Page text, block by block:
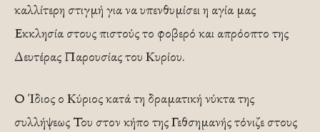
καλλίτερη στιγμή για να υπενθυμίσει η αγία μας
Εκκλησία στους πιστούς το φοβερό και απρόοπτο της
Δευτέρας Παρουσίας του Κυρίου.
Ο Ίδιος ο Κύριος κατά τη δραματική νύκτα της
συλλήψεως Του στον κήπο της Γεθσημανής τόνιζε στους